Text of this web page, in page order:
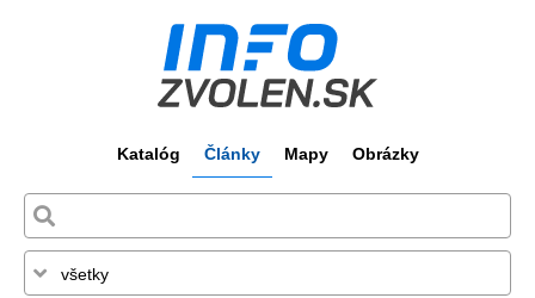
Katalóg Články Mapy Obrázky